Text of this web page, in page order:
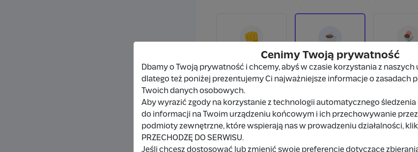
👊
15 zł
☕
27 zł
🍨
39
Wybieram
Inna kwota
Cenimy Twoją prywatność
Dbamy o Twoją prywatność i chcemy, abyś w czasie korzystania z naszych
dlatego też poniżej prezentujemy Ci najważniejsze informacje o zasadach
Twoich danych osobowych.
Aby wyrazić zgody na korzystanie z technologii automatycznego
do informacji na Twoim urządzeniu końcowym i ich przechowywanie przez
podmioty zewnętrzne, które wspierają nas w prowadzeniu działalności,
PRZECHODZĘ DO SERWISU.
Jeśli chcesz dostosować lub zmienić swoje preferencje dotyczące